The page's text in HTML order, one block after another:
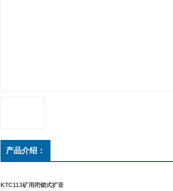
产品介绍：
KTC113矿用闭锁式扩音